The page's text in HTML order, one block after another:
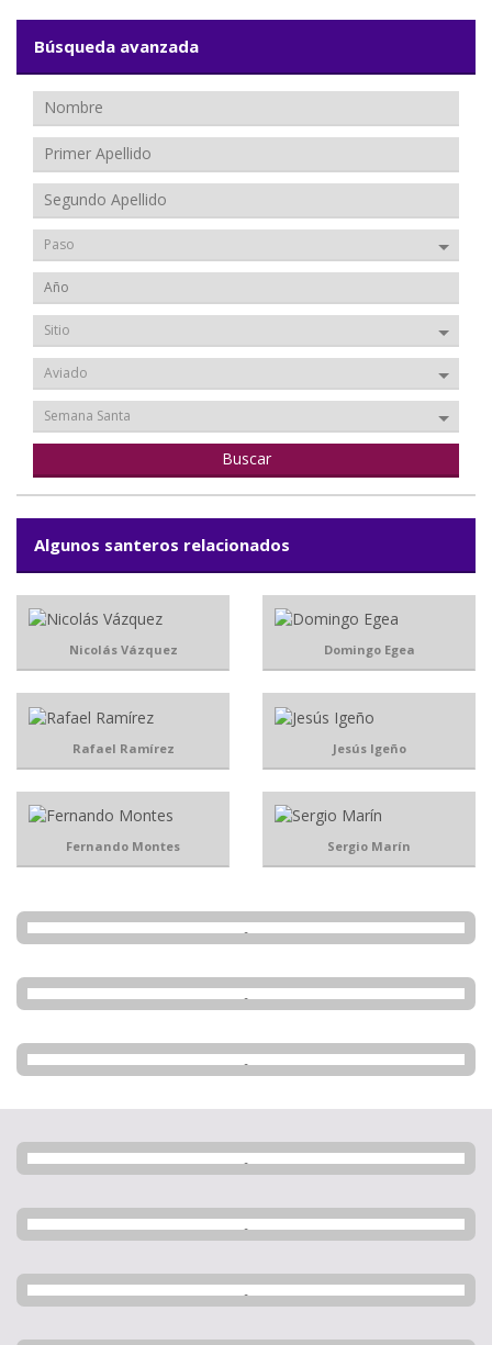
Búsqueda avanzada
Paso
Sitio
Aviado
Semana Santa
Algunos santeros relacionados
Nicolás Vázquez Domingo Egea
Rafael Ramírez Jesús Igeño
Fernando Montes Sergio Marín